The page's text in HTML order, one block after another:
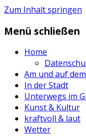
Zum Inhalt springen
Menü schließen
Home
Am und auf
In der Stadt
Unterwegs im
Kunst & Kultur
kraftvoll & laut
Wetter